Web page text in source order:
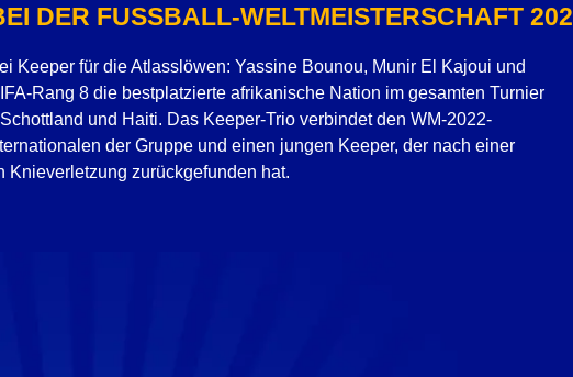
DER FUSSBALL-WELTMEISTERSCHAFT 2026
Keeper für die Atlasslöwen: Yassine Bounou, Munir El Kajoui und
Rang 8 die bestplatzierte afrikanische Nation im gesamten Turnier
und Haiti. Das Keeper-Trio verbindet den WM-2022-
der Gruppe und einen jungen Keeper, der nach einer
Knieverletzung zurückgefunden hat.